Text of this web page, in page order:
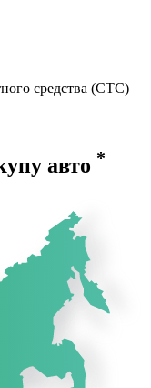
средства (СТС)
авто *